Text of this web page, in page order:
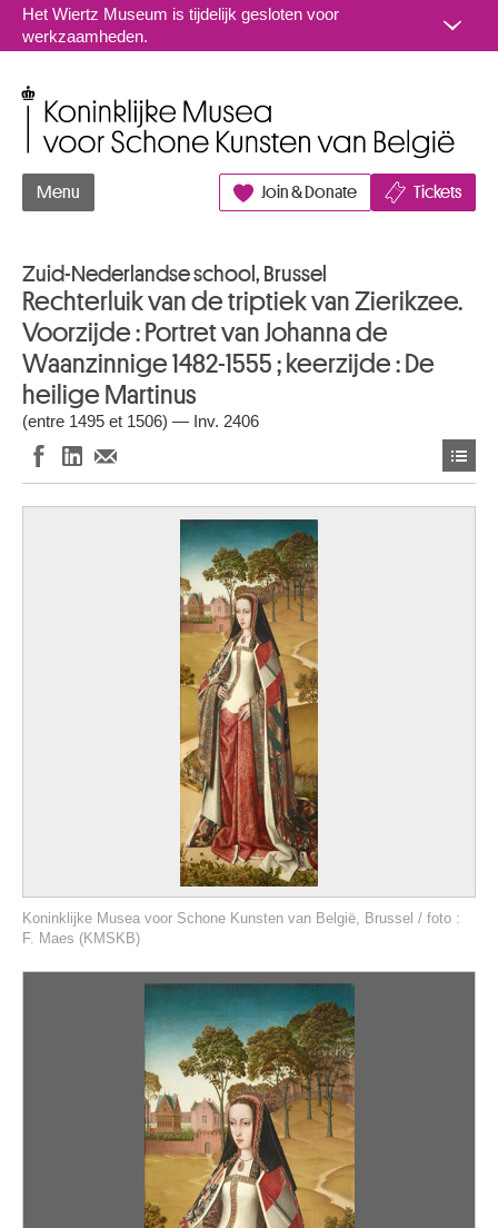
Naar inhoud
Het Wiertz Museum is tijdelijk gesloten voor
werkzaamheden.
Menu Join & Donate Tickets
Zuid-Nederlandse school, Brussel
Rechterluik van de triptiek van Zierikzee.
Voorzijde : Portret van Johanna de
Waanzinnige 1482-1555 ; keerzijde : De
heilige Martinus
(entre 1495 et 1506) — Inv. 2406
Koninklijke Musea voor Schone Kunsten van België, Brussel / foto :
F. Maes (KMSKB)